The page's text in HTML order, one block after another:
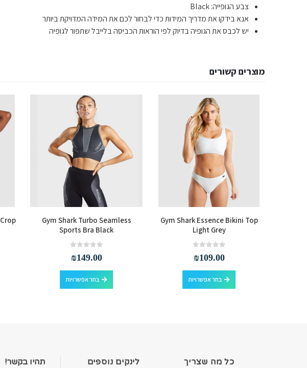
צבע הגופייה: Black
אנא בידקו את מדריך המידות כדי לבחור לכם את המידה המדויקת ביותר
יש לכבס את הגופיה בדיוק לפי הוראות הכביסה בלייבל שתפור לגופיה
מוצרים קשורים
Gym Shark Essence Bikini Top
Light Grey
₪109.00
בחר אפשרויות
למוצר זה יש מספר סוגים. ניתן לבחור את האפשרויות בעמוד המוצר
Gym Shark Turbo Seamless
Sports Bra Black
₪149.00
בחר אפשרויות
למוצר זה יש מספר סוגים. ניתן לבחור את האפשרויות בעמוד המוצר
כל מה שצריך
לינקים נוספים תהיו בקשר!